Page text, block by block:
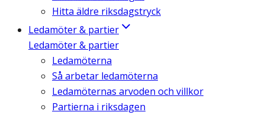
Hitta äldre riksdagstryck
Ledamöter & partier
Ledamöter & partier
Ledamöterna
Så arbetar ledamöterna
Ledamöternas arvoden och villkor
Partierna i riksdagen